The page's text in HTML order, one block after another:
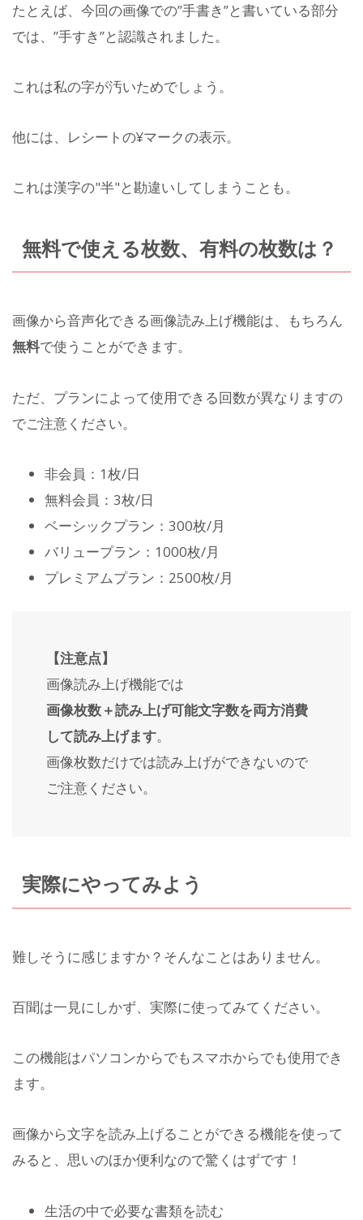
たとえば、今回の画像での”手書き”と書いている部分
では、”手すき”と認識されました。
これは私の字が汚いためでしょう。
他には、レシートの¥マークの表示。
これは漢字の"半"と勘違いしてしまうことも。
無料で使える枚数、有料の枚数は？
画像から音声化できる画像読み上げ機能は、もちろん
無料で使うことができます。
ただ、プランによって使用できる回数が異なりますの
でご注意ください。
非会員：1枚/日
無料会員：3枚/日
ベーシックプラン：300枚/月
バリュープラン：1000枚/月
プレミアムプラン：2500枚/月
【注意点】
画像読み上げ機能では
画像枚数＋読み上げ可能文字数を両方消費
して読み上げます。
画像枚数だけでは読み上げができないので
ご注意ください。
実際にやってみよう
難しそうに感じますか？そんなことはありません。
百聞は一見にしかず、実際に使ってみてください。
この機能はパソコンからでもスマホからでも使用でき
ます。
画像から文字を読み上げることができる機能を使って
みると、思いのほか便利なので驚くはずです！
生活の中で必要な書類を読む